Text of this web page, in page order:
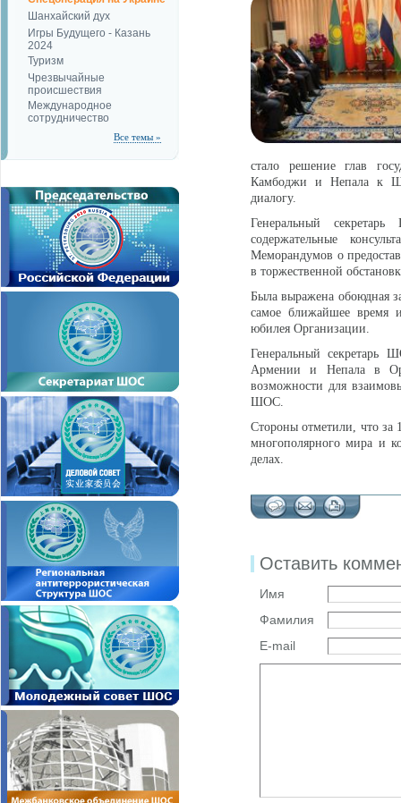
Шанхайский дух
Игры Будущего - Казань
2024
Туризм
Чрезвычайные
происшествия
Международное
сотрудничество
Все темы »
стало решение глав
Камбоджи и Непала к
диалогу.
Генеральный
содержательные
Меморандумов о
в торжественной
Была выражена обоюдная
самое ближайшее время
юбилея Организации.
Генеральный секретарь
Армении и Непала в
возможности для
ШОС.
Стороны отметили, что за
многополярного мира и
делах.
Оставить
Имя
Фамилия
E-mail